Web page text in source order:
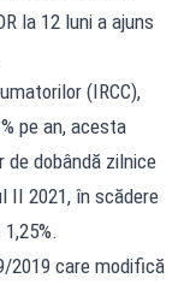
la 12 luni a ajuns
(IRCC),
pe an, acesta
dobândă zilnice
II 2021, în scădere
2019 care modifică